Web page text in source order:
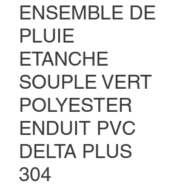
ENSEMBLE DE
PLUIE
ETANCHE
SOUPLE VERT
POLYESTER
ENDUIT PVC
DELTA PLUS
304